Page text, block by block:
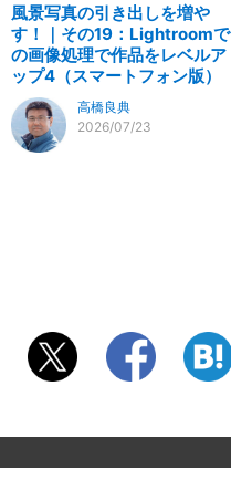
風景写真の引き出しを増や
す！｜その19：Lightroomで
の画像処理で作品をレベルア
ップ4（スマートフォン版）
高橋良典
2026/07/23